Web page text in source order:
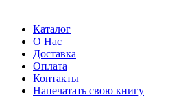
Каталог
О Нас
Доставка
Оплата
Контакты
Напечатать свою книгу